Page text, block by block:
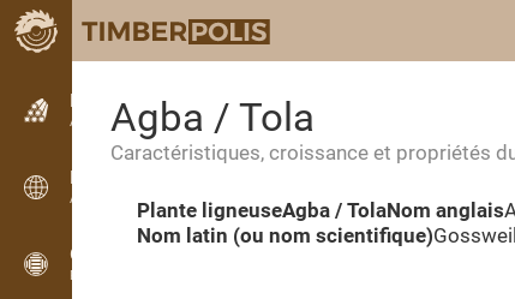
Petites annonces
Annonces texte
Petites annonces
Annonces internationales
OPTI-TIMB
Plans de débit
Agba / Tola
Caractéristiques, croissance et propriétés
Plante ligneuseAgba / TolaNom anglais
Nom latin (ou nom scientifique)